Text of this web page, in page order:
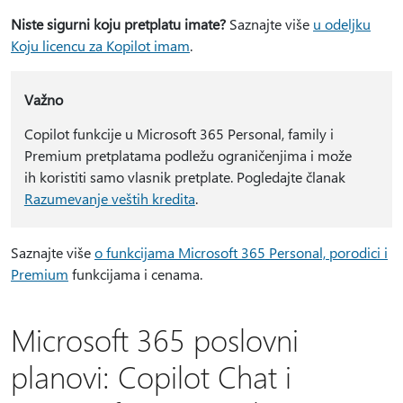
Niste sigurni koju pretplatu imate? Saznajte više u odeljku
Koju licencu za Kopilot imam.
Važno
Copilot funkcije u Microsoft 365 Personal, family i
Premium pretplatama podležu ograničenjima i može
ih koristiti samo vlasnik pretplate. Pogledajte članak
Razumevanje veštih kredita.
Saznajte višeo funkcijama Microsoft 365 Personal, porodici i
Premium funkcijama i cenama.
Microsoft 365 poslovni
planovi: Copilot Chat i